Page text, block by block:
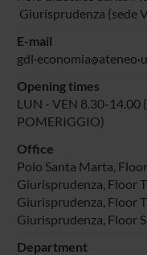
Giurisprudenza (sede
E-mail
gdl economia ateneo
Opening times
LUN - VEN 8.30-14.00
POMERIGGIO)
Office
Polo Santa Marta,
Giurisprudenza, Floor
Giurisprudenza, Floor
Giurisprudenza, Floor
Department